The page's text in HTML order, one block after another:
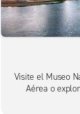
Visite el Museo
Aérea o